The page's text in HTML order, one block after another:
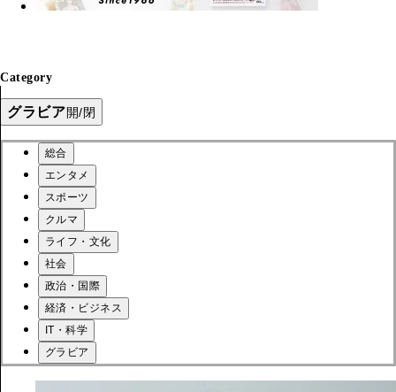
Category
グラビア開/閉
総合
エンタメ
スポーツ
クルマ
ライフ・文化
社会
政治・国際
経済・ビジネス
IT・科学
グラビア